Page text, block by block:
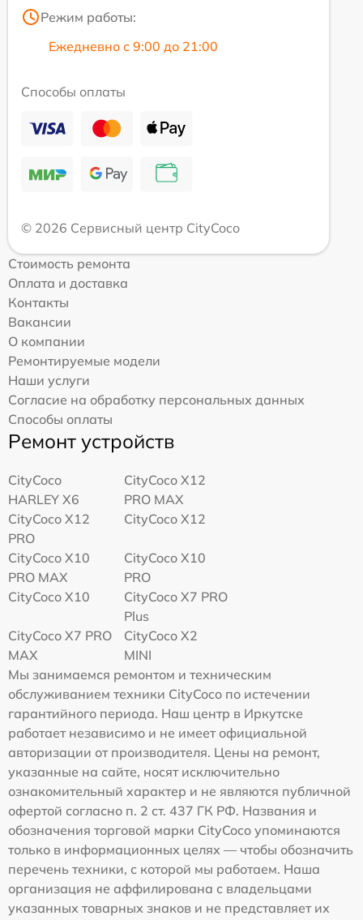
Режим работы:
Ежедневно с 9:00 до 21:00
Способы оплаты
© 2026 Сервисный центр CityCoco
Стоимость ремонта
Оплата и доставка
Контакты
Вакансии
О компании
Ремонтируемые модели
Наши услуги
Согласие на обработку персональных данных
Способы оплаты
Ремонт устройств
CityCoco
HARLEY X6
CityCoco X12
PRO MAX
CityCoco X12
PRO
CityCoco X12
CityCoco X10
PRO MAX
CityCoco X10
PRO
CityCoco X10
CityCoco X7 PRO
Plus
CityCoco X7 PRO
MAX
CityCoco X2
MINI
Мы занимаемся ремонтом и техническим
обслуживанием техники CityCoco по истечении
гарантийного периода. Наш центр в Иркутске
работает независимо и не имеет официальной
авторизации от производителя. Цены на ремонт,
указанные на сайте, носят исключительно
ознакомительный характер и не являются публичной
офертой согласно п. 2 ст. 437 ГК РФ. Названия и
обозначения торговой марки CityCoco упоминаются
только в информационных целях — чтобы обозначить
перечень техники, с которой мы работаем. Наша
организация не аффилирована с владельцами
указанных товарных знаков и не представляет их